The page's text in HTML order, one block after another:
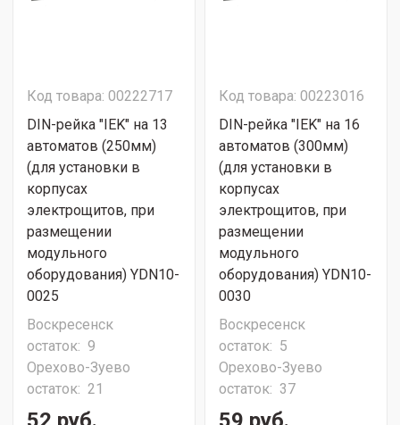
Код товара: 00222717
DIN-рейка "IEK" на 13
автоматов (250мм)
(для установки в
корпусах
электрощитов, при
размещении
модульного
оборудования) YDN10-
0025
Воскресенск
остаток: 9
Орехово-Зуево
остаток: 21
Код товара: 00223016
DIN-рейка "IEK" на 16
автоматов (300мм)
(для установки в
корпусах
электрощитов, при
размещении
модульного
оборудования) YDN10-
0030
Воскресенск
остаток: 5
Орехово-Зуево
остаток: 37